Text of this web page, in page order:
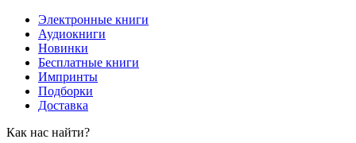
Электронные книги
Аудиокниги
Новинки
Бесплатные книги
Импринты
Подборки
Доставка
Как нас найти?